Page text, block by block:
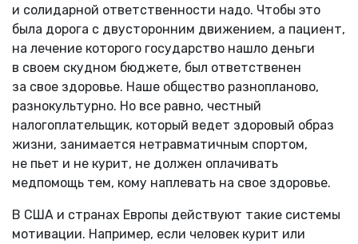
и солидарной ответственности надо. Чтобы это
была дорога с двусторонним движением, а пациент,
на лечение которого государство нашло деньги
в своем скудном бюджете, был ответственен
за свое здоровье. Наше общество разнопланово,
разнокультурно. Но все равно, честный
налогоплательщик, который ведет здоровый образ
жизни, занимается нетравматичным спортом,
не пьет и не курит, не должен оплачивать
медпомощь тем, кому наплевать на свое здоровье.
В США и странах Европы действуют такие системы
мотивации. Например, если человек курит или